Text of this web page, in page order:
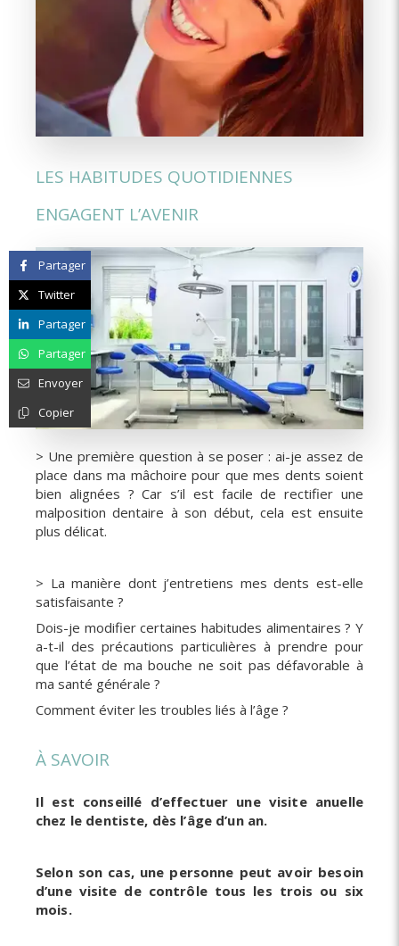
LES HABITUDES QUOTIDIENNES
ENGAGENT L’AVENIR
> Une première question à se poser : ai-je assez de
place dans ma mâchoire pour que mes dents soient
bien alignées ? Car s’il est facile de rectifier une
malposition dentaire à son début, cela est ensuite
plus délicat.
> La manière dont j’entretiens mes dents est-elle
satisfaisante ?
Dois-je modifier certaines habitudes alimentaires ? Y
a-t-il des précautions particulières à prendre pour
que l’état de ma bouche ne soit pas défavorable à
ma santé générale ?
Comment éviter les troubles liés à l’âge ?
À SAVOIR
Il est conseillé d’effectuer une visite anuelle
chez le dentiste, dès l’âge d’un an.
Selon son cas, une personne peut avoir besoin
d’une visite de contrôle tous les trois ou six
mois.
Partager
Twitter
Partager
Partager
Envoyer
Copier